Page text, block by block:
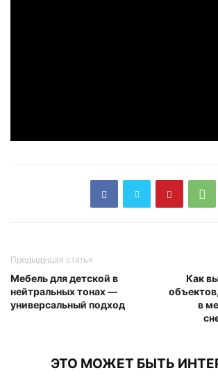
Предыдущая статья
Мебель для детской в
нейтральных тонах —
универсальный подход
Как
в
ЭТО МОЖЕТ БЫТЬ